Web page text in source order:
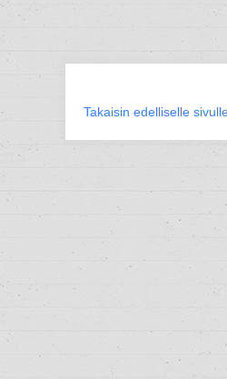
Takaisin edelliselle